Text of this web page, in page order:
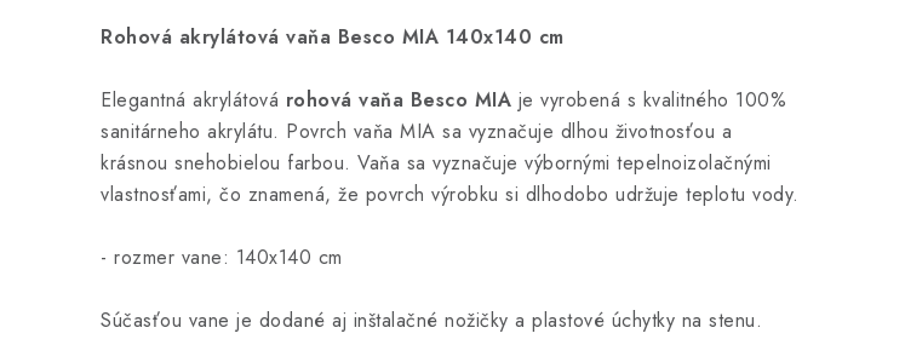
Rohová akrylátová vaňa Besco MIA 140x140 cm
Elegantná akrylátová rohová vaňa Besco MIA je vyrobená s kvalitného 100%
sanitárneho akrylátu. Povrch vaňa MIA sa vyznačuje dlhou životnosťou a
krásnou snehobielou farbou. Vaňa sa vyznačuje výbornými tepelnoizolačnými
vlastnosťami, čo znamená, že povrch výrobku si dlhodobo udržuje teplotu vody.
- rozmer vane: 140x140 cm
Súčasťou vane je dodané aj inštalačné nožičky a plastové úchytky na stenu.